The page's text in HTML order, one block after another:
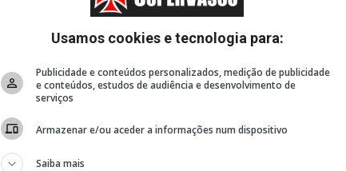
Usamos cookies e tecnologia para:
Publicidade e conteúdos personalizados, medição de publicidade
e conteúdos, estudos de audiência e desenvolvimento de
serviços
Armazenar e/ou aceder a informações num dispositivo
Saiba mais